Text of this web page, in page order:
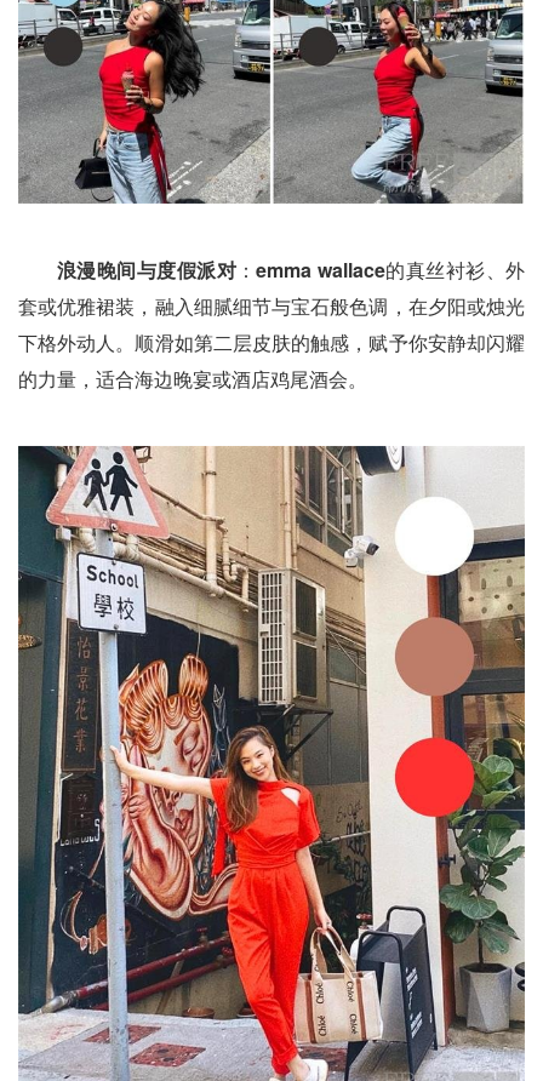
浪漫晚间与度假派对 ：emma wallace的真丝衬衫、外
套或优雅裙装，融入细腻细节与宝石般色调，在夕阳或烛光
下格外动人。顺滑如第二层皮肤的触感，赋予你安静却闪耀
的力量，适合海边晚宴或酒店鸡尾酒会。